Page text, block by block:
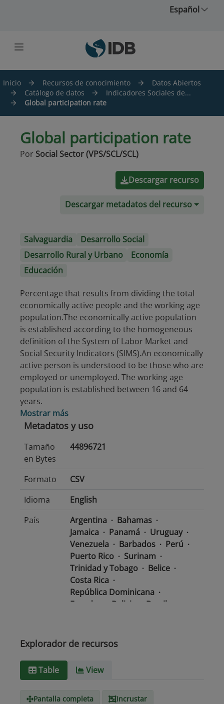
Español
Inicio Recursos de conocimiento
Datos Abiertos
Catálogo de datos
Indicadores Sociales de...
Global participation rate
Global participation rate
Por Social Sector (VPS/SCL/SCL)
Descargar recurso
Descargar metadatos del recurso
Salvaguardia
Desarrollo Social
Desarrollo Rural y Urbano
Economía
Educación
Percentage that results from dividing the total
economically active people and the working age
population.The economically active population
is established according to the homogeneous
definition of the System of Labor Market and
Social Security Indicators (SIMS).An economically
active person is understood to be those who are
employed or unemployed. The working age
population is established between 16 and 64
years.
Mostrar más
Metadatos y uso
Tamaño
en Bytes
44896721
Formato
CSV
Idioma
English
País
Argentina
Bahamas
Jamaica
Panamá
Uruguay
Venezuela
Barbados
Perú
Puerto Rico
Surinam
Trinidad y Tobago
Belice
Costa Rica
República Dominicana
Ecuador
Bolivia
Brasil
Guatemala
Tipo de
text/csv
Explorador de recursos
Table View
Pantalla completa
Incrustar